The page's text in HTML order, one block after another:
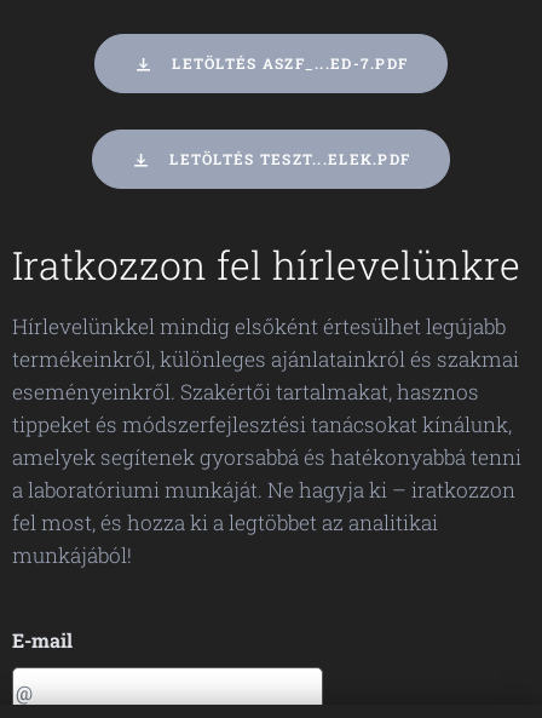
LETÖLTÉS ASZF_...ED-7.PDF
LETÖLTÉS TESZT...ELEK.PDF
Iratkozzon fel hírlevelünkre
Hírlevelünkkel mindig elsőként értesülhet legújabb
termékeinkről, különleges ajánlatainkról és szakmai
eseményeinkről. Szakértői tartalmakat, hasznos
tippeket és módszerfejlesztési tanácsokat kínálunk,
amelyek segítenek gyorsabbá és hatékonyabbá tenni
a laboratóriumi munkáját. Ne hagyja ki – iratkozzon
fel most, és hozza ki a legtöbbet az analitikai
munkájából!
E-mail